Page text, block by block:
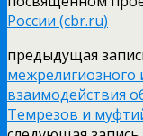
России (cbr.ru)
предыдущая
межрелигиозного
взаимодействия
Темрезов и